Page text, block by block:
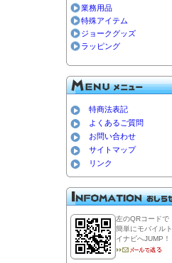
業務用品
特殊アイテム
ジョークグッズ
ラッピング
特商法表記
よくあるご質問
お問い合わせ
サイトマップ
リンク
左のQRコードで
簡単にモバイルト
イナビへJUMP！